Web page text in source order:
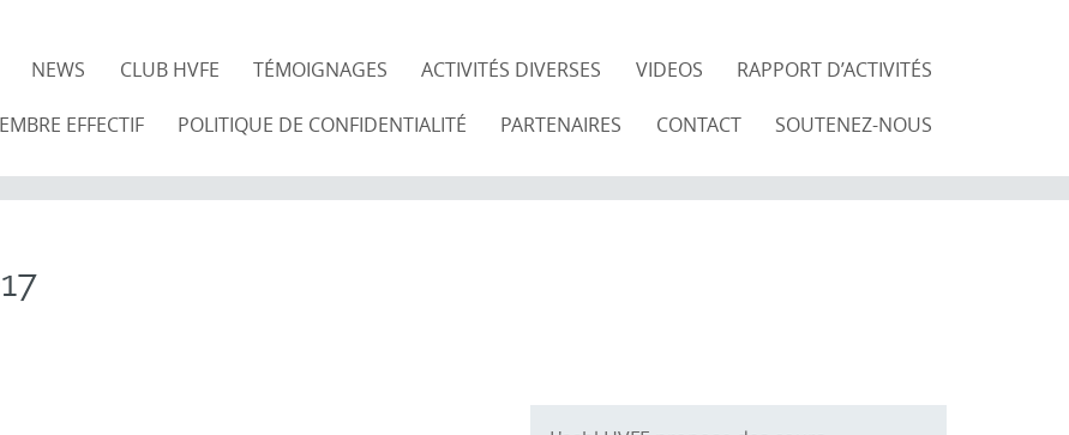
NEWS CLUB HVFE TÉMOIGNAGES ACTIVITÉS DIVERSES VIDEOS RAPPORT D’ACTIVITÉS
EFFECTIF POLITIQUE DE CONFIDENTIALITÉ PARTENAIRES CONTACT SOUTENEZ-NOUS